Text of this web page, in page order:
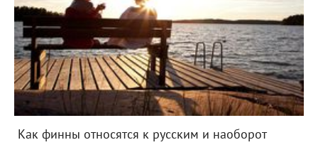
Как финны относятся к русским и наоборот